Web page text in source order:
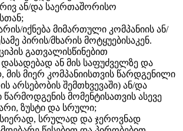
ან/და საერთაშორისო
იქნება მიმართული კომპანიის ან/
პირის/მხარის მოტყუებისაკენ.
გათვალისწინებით
ან მის საფუძველზე და
მიერ კომპანიისთვის წარდგენილი
არსებობის შემთხვევაში) ან/და
მომენტისათვის ასევე
ზუსტი და სრული;
სრულად და ჯეროვნად